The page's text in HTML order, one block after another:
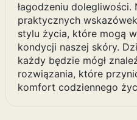
łagodzeniu dolegliwości.
praktycznych
stylu życia, które mogą
kondycji naszej skóry.
każdy będzie mógł
rozwiązania, które
komfort codziennego